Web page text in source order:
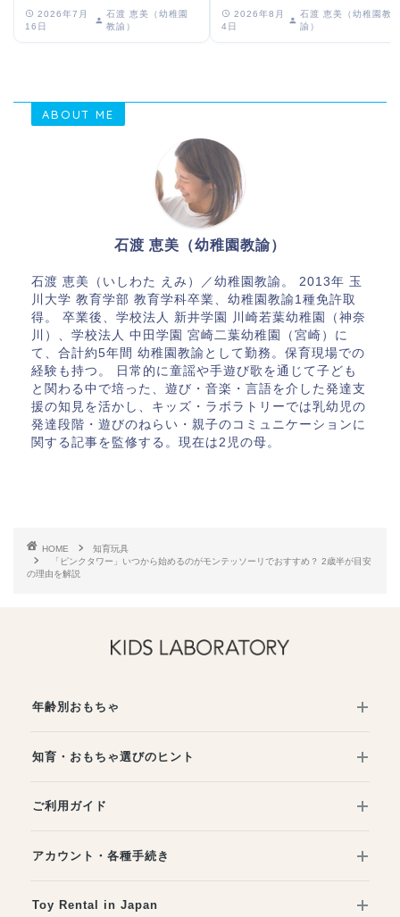
2026年7月
16日
石渡 恵美（幼稚園
教諭）
2026年8月
4日
石渡 恵美（幼稚園教
諭）
ABOUT ME
石渡 恵美（幼稚園教諭）
石渡 恵美（いしわた えみ）／幼稚園教諭。 2013年 玉
川大学 教育学部 教育学科卒業、幼稚園教諭1種免許取
得。 卒業後、学校法人 新井学園 川崎若葉幼稚園（神奈
川）、学校法人 中田学園 宮崎二葉幼稚園（宮崎）に
て、合計約5年間 幼稚園教諭として勤務。保育現場での
経験も持つ。 日常的に童謡や手遊び歌を通じて子ども
と関わる中で培った、遊び・音楽・言語を介した発達支
援の知見を活かし、キッズ・ラボラトリーでは乳幼児の
発達段階・遊びのねらい・親子のコミュニケーションに
関する記事を監修する。現在は2児の母。
HOME
知育玩具
「ピンクタワー」いつから始めるのがモンテッソーリでおすすめ？ 2歳半が目安
の理由を解説
年齢別おもちゃ
知育・おもちゃ選びのヒント
ご利用ガイド
アカウント・各種手続き
Toy Rental in Japan